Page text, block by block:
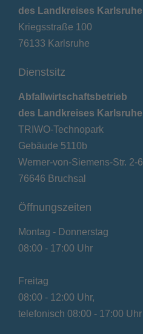
des Landkreises Karlsruhe
Kriegsstraße 100
76133 Karlsruhe
Dienstsitz
Abfallwirtschaftsbetrieb
des Landkreises Karlsruhe
TRIWO-Technopark
Gebäude 5110b
Werner-von-Siemens-Str. 2-6
76646 Bruchsal
Öffnungszeiten
Montag - Donnerstag
08:00 - 17:00 Uhr
Freitag
08:00 - 12:00 Uhr,
telefonisch 08:00 - 17:00 Uhr